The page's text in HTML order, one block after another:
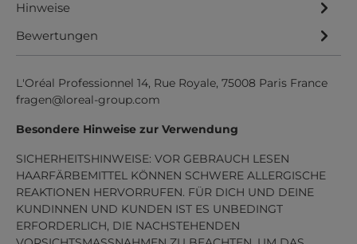
Hinweise
Bewertungen
L'Oréal Professionnel 14, Rue Royale, 75008 Paris France
fragen@loreal-group.com
Besondere Hinweise zur Verwendung
SICHERHEITSHINWEISE: VOR GEBRAUCH LESEN
HAARFÄRBEMITTEL KÖNNEN SCHWERE ALLERGISCHE
REAKTIONEN HERVORRUFEN. FÜR DICH UND DEINE
KUNDINNEN UND KUNDEN IST ES UNBEDINGT
ERFORDERLICH, DIE NACHSTEHENDEN